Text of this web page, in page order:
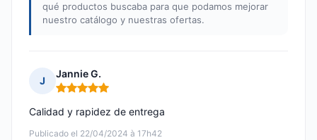
qué productos buscaba para que podamos mejorar
nuestro catálogo y nuestras ofertas.
J
Jannie G.
Nota: 5 de 5
Publicado el 22/04/2024 à 17h42
Calidad y rapidez de entrega